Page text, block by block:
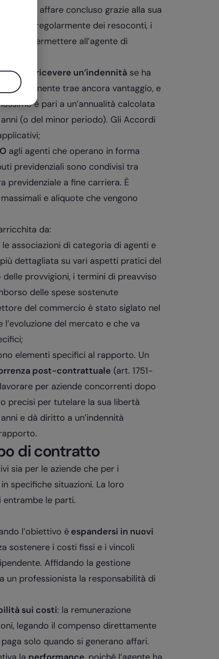
ogni affare concluso grazie alla sua
fornire regolarmente dei resoconti, i
e permettere all’agente di
c.c.);
a ricevere un’indennitàse ha
preponente trae ancora vantaggio, e
è pari a un’annualità calcolata
(o del minor periodo). Gli Accordi
agli agenti che operano in forma
previdenziali sono condivisi tra
previdenziale a fine carriera. È
e aliquote che vengono
da:
associazioni di categoria di agenti e
dettagliata su vari aspetti pratici del
provvigioni, i termini di preavviso
delle spese sostenute
del commercio è stato siglato nel
del mercato e che va
elementi specifici al rapporto. Un
post-contrattuale (art. 1751-
per aziende concorrenti dopo
precisi per tutelare la sua libertà
e dà diritto a un’indennità
di contratto
sia per le aziende che per i
specifiche situazioni. La loro
entrambe le parti.
l’obiettivo èespandersi in nuovi
sostenere i costi fissi e i vincoli
Affidando la gestione
un professionista la responsabilità di
sui costi: la remunerazione
legando il compenso direttamente
solo quando si generano affari.